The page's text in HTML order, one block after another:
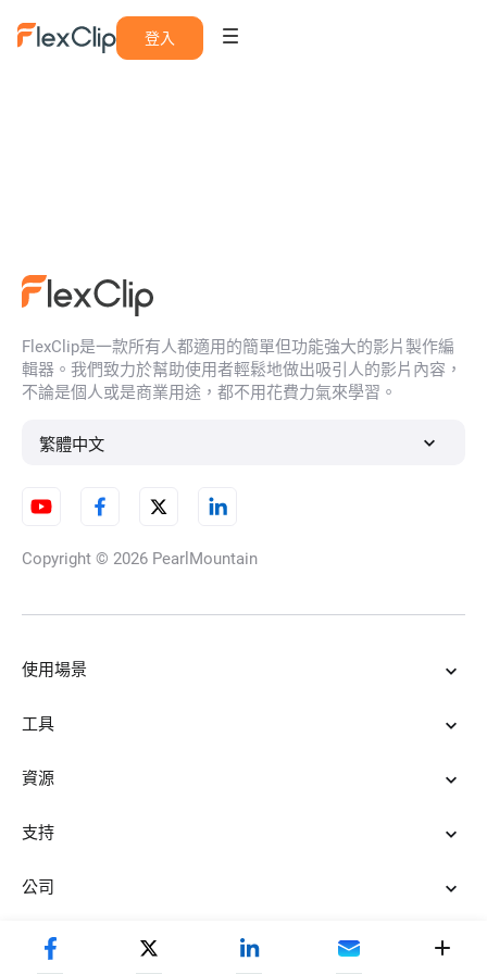
登入
FlexClip是一款所有人都適用的簡單但功能強大的影片製作編
輯器。我們致力於幫助使用者輕鬆地做出吸引人的影片內容，
不論是個人或是商業用途，都不用花費力氣來學習。
繁體中文
Copyright © 2026 PearlMountain
使用場景
工具
資源
支持
公司